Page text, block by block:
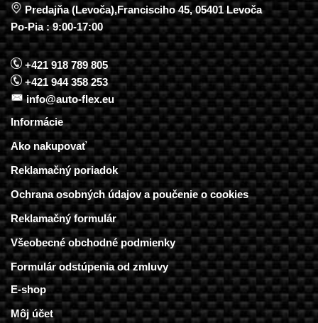
Predajňa (Levoča),Francisciho 45, 05401 Levoča
Po-Pia : 9:00-17:00
+421 918 789 805
+421 944 358 253
info@auto-flex.eu
Informácie
Ako nakupovať
Reklamačný poriadok
Ochrana osobných údajov a poučenie o cookies
Reklamačný formulár
Všeobecné obchodné podmienky
Formulár odstúpenia od zmluvy
E-shop
Môj účet